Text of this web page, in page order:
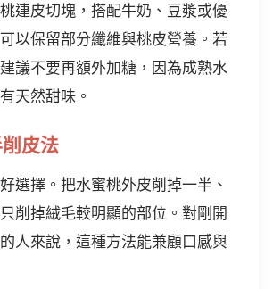
連皮切塊，搭配牛奶、豆漿或優
以保留部分纖維與桃皮營養。若
議不要再額外加糖，因為成熟水
天然甜味。
皮法
選擇。把水蜜桃外皮削掉一半、
削掉絨毛較明顯的部位。對剛開
人來說，這種方法能兼顧口感與